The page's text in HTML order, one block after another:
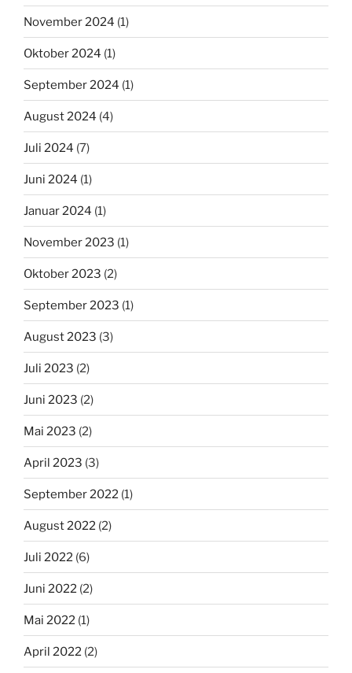
November 2024 (1)
Oktober 2024 (1)
September 2024 (1)
August 2024 (4)
Juli 2024 (7)
Juni 2024 (1)
Januar 2024 (1)
November 2023 (1)
Oktober 2023 (2)
September 2023 (1)
August 2023 (3)
Juli 2023 (2)
Juni 2023 (2)
Mai 2023 (2)
April 2023 (3)
September 2022 (1)
August 2022 (2)
Juli 2022 (6)
Juni 2022 (2)
Mai 2022 (1)
April 2022 (2)